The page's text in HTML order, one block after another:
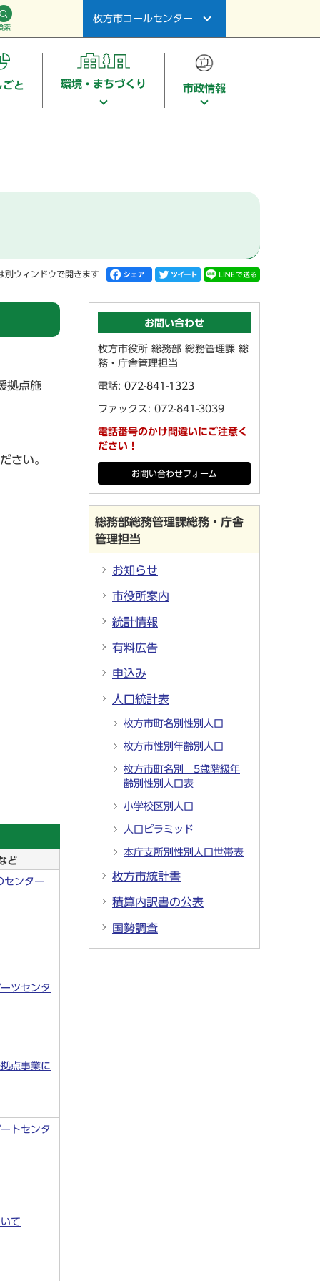
索
枚方市コールセンター
と 環境・まちづくり 市政情報
別ウィンドウで開きます
拠点施
さい。
ど
センター
ツセンタ
点事業に
トセンタ
て
お問い合わせ
枚方市役所 総務部 総務管理課 総
務・庁舎管理担当
電話: 072-841-1323
ファックス: 072-841-3039
電話番号のかけ間違いにご注意く
ださい！
お問い合わせフォーム
総務部総務管理課総務・庁舎
管理担当
お知らせ
市役所案内
統計情報
有料広告
申込み
人口統計表
枚方市町名別性別人口
枚方市性別年齢別人口
枚方市町名別 5歳階級年
齢別性別人口表
小学校区別人口
人口ピラミッド
本庁支所別性別人口世帯表
枚方市統計書
積算内訳書の公表
国勢調査